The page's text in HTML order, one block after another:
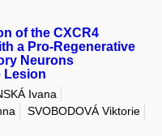
of the CXCR4
a Pro-Regenerative
Neurons
Lesion
Ivana
SVOBODOVÁ Viktorie